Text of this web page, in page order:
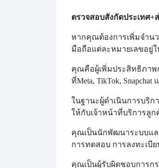
ตรวจสอบสังกัดประเทศ+
หากคุณต้องการเพิ่มจำน
มือถือแต่ละหมายเลขอยู่
คุณคือผู้เพิ่มประสิทธิภาพ
ที่Meta, TikTok,
ในฐานะผู้ดำเนินการบริ
ให้กับเจ้าหน้าที่บริการลู
คุณเป็นนักพัฒนาระบบแล
การทดสอบ การลงทะเบี
คุณเป็นผู้รับผิดชอบการก